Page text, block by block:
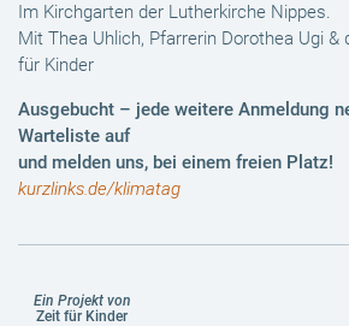
Im Kirchgarten der Lutherkirche Nippes.
Mit Thea Uhlich, Pfarrerin Dorothea Ugi &
für Kinder
Ausgebucht – jede weitere Anmeldung
Warteliste auf
und melden uns, bei einem freien Platz!
kurzlinks.de/klimatag
Ein Projekt von
Zeit für Kinder